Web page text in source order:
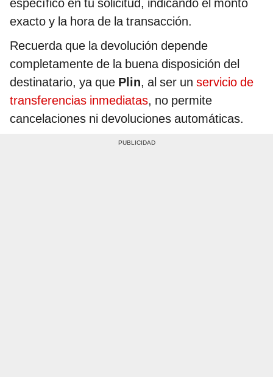
específico en tu solicitud, indicando el monto
exacto y la hora de la transacción.
Recuerda que la devolución depende
completamente de la buena disposición del
destinatario, ya que Plin, al ser un servicio de
transferencias inmediatas, no permite
cancelaciones ni devoluciones automáticas.